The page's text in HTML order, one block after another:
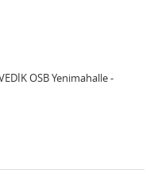
OSB Yenimahalle -